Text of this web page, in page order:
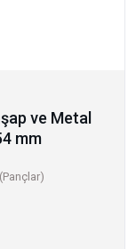
ve Metal
mm